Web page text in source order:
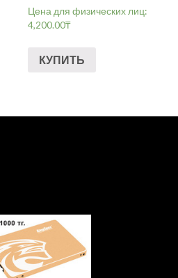
Цена для физических лиц:
4,200.00₸
КУПИТЬ